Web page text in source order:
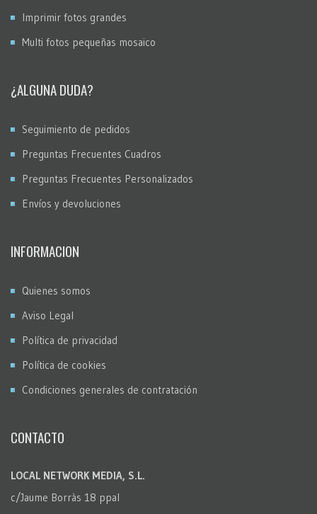
Imprimir fotos grandes
Multi fotos pequeñas mosaico
¿ALGUNA DUDA?
Seguimiento de pedidos
Preguntas Frecuentes Cuadros
Preguntas Frecuentes Personalizados
Envíos y devoluciones
INFORMACION
Quienes somos
Aviso Legal
Política de privacidad
Política de cookies
Condiciones generales de contratación
CONTACTO
LOCAL NETWORK MEDIA, S.L.
c/Jaume Borràs 18 ppal